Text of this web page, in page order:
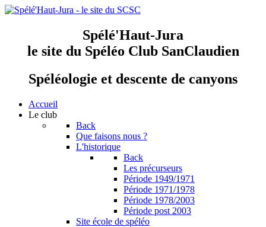
Spélé'Haut-Jura
le site du Spéléo Club SanClaudien
Spéléologie et descente de canyons
Accueil
Le club
Back
Que faisons nous ?
L'historique
Back
Les précurseurs
Période 1949/1971
Période 1971/1978
Période 1978/2003
Période post 2003
Site école de spéléo